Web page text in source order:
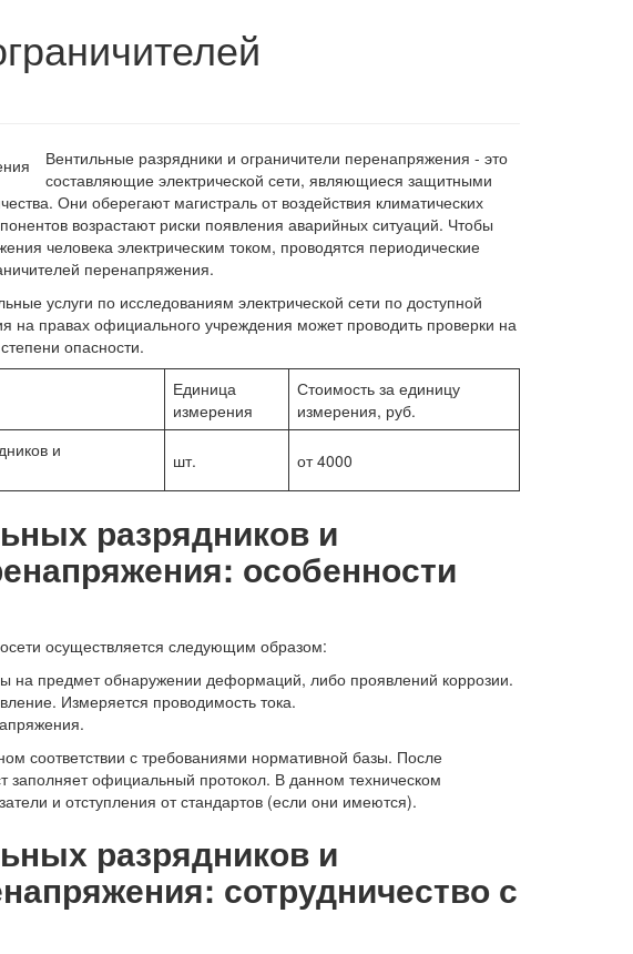
Вентильные разрядники и ограничители перенапряжения - это
составляющие электрической сети, являющиеся защитными
Они оберегают магистраль от воздействия климатических
возрастают риски появления аварийных ситуаций. Чтобы
человека электрическим током, проводятся периодические
перенапряжения.
услуги по исследованиям электрической сети по доступной
на правах официального учреждения может проводить проверки на
опасности.
Единица
измерения
Стоимость за единицу
измерения, руб.
и
шт. от 4000
разрядников и
особенности
осуществляется следующим образом:
на предмет обнаружении деформаций, либо проявлений коррозии.
Измеряется проводимость тока.
соответствии с требованиями нормативной базы. После
заполняет официальный протокол. В данном техническом
и отступления от стандартов (если они имеются).
разрядников и
сотрудничество с